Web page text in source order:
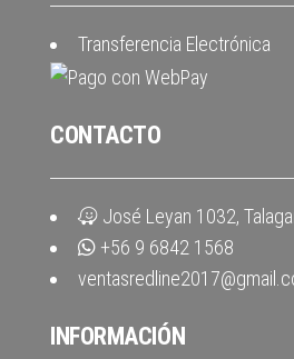
Transferencia Electrónica
CONTACTO
José Leyan 1032,
+56 9 6842 1568
INFORMACIÓN